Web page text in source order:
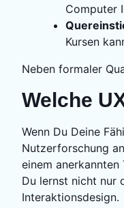
Computer
Kursen
Neben formaler
Welche
Wenn Du Deine
Nutzerforschung
einem anerkannten
Du lernst nicht nur
Interaktionsdesign.